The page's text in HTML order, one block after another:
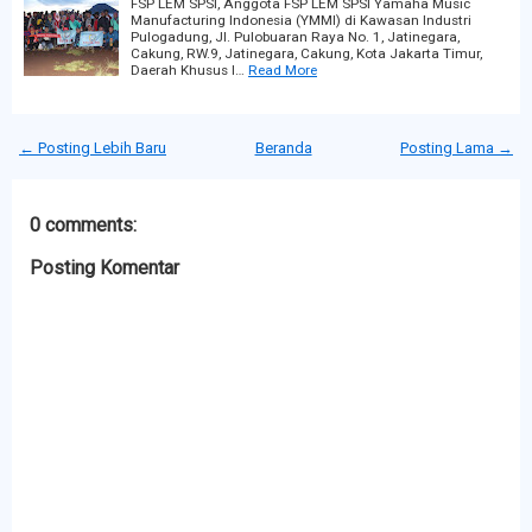
FSP LEM SPSI, Anggota FSP LEM SPSI Yamaha Music
Manufacturing Indonesia (YMMI) di Kawasan Industri
Pulogadung, Jl. Pulobuaran Raya No. 1, Jatinegara,
Cakung, RW.9, Jatinegara, Cakung, Kota Jakarta Timur,
Daerah Khusus I… Read More
← Posting Lebih Baru Posting Lama →
Beranda
0 comments:
Posting Komentar